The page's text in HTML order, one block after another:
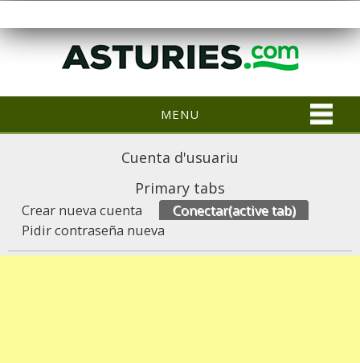
MENU
Cuenta d'usuariu
Primary tabs
Crear nueva cuenta Conectar(active tab)
Pidir contraseña nueva